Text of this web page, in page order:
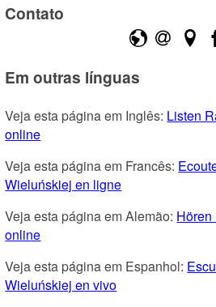
Contato
Em outras línguas
Veja esta página em Inglês: Listen
online
Veja esta página em Francês:
Wieluńskiej en ligne
Veja esta página em Alemão:
online
Veja esta página em Espanhol:
Wieluńskiej en vivo